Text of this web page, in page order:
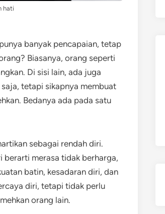
hati
banyak pencapaian, tetap
Biasanya, orang seperti
Di sisi lain, ada juga
tetapi sikapnya membuat
Bedanya ada pada satu
sebagai rendah diri.
berarti merasa tidak berharga,
batin, kesadaran diri, dan
diri, tetapi tidak perlu
orang lain.